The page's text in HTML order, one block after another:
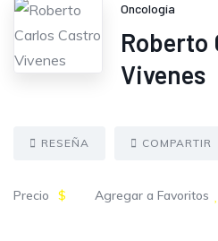
Oncología
Roberto
Vivenes
RESEÑA COMPARTIR
Precio $ Agregar a Favoritos